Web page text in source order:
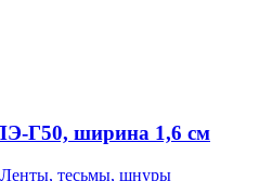
Г50, ширина 1,6 см
Ленты, тесьмы, шнуры